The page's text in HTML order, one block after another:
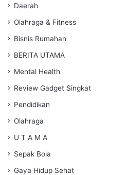
Daerah
Olahraga & Fitness
Bisnis Rumahan
BERITA UTAMA
Mental Health
Review Gadget Singkat
Pendidikan
Olahraga
U T A M A
Sepak Bola
Gaya Hidup Sehat